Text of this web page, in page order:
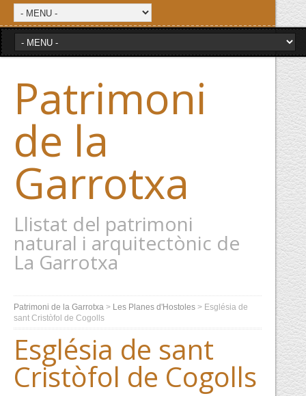
Patrimoni
de la
Garrotxa
Llistat del patrimoni
natural i arquitectònic de
La Garrotxa
Patrimoni de la Garrotxa > Les Planes d'Hostoles > Església de
sant Cristòfol de Cogolls
Església de sant
Cristòfol de Cogolls